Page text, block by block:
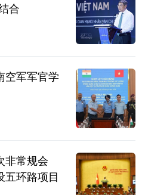
合
空军军官学
非常规会
五环路项目